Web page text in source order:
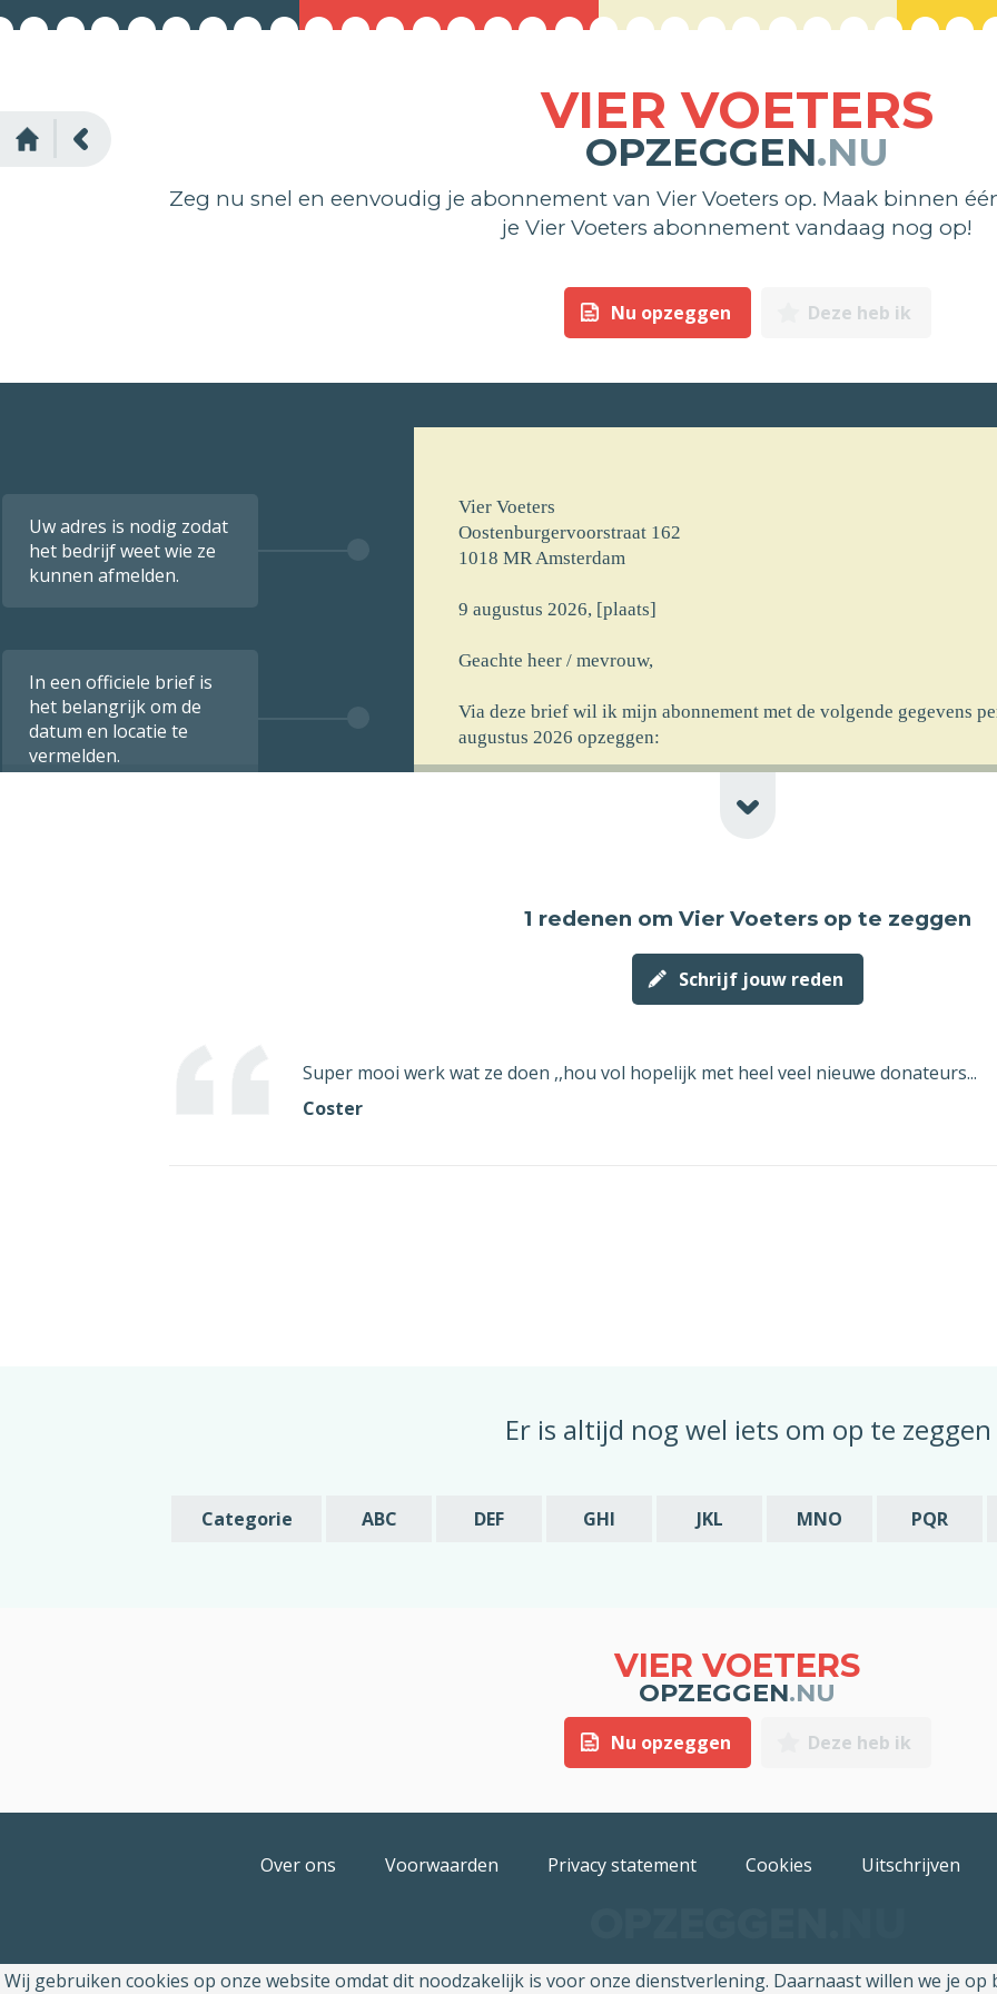
VIER VOETERS
OPZEGGEN.NU
Zeg nu snel en eenvoudig je abonnement van Vier Voeters op. Maak binnen
je Vier Voeters abonnement vandaag nog op!
Nu opzeggen Deze heb ik
Uw adres is nodig zodat
het bedrijf weet wie ze
kunnen afmelden.
In een officiele brief is
het belangrijk om de
datum en locatie te
vermelden.
Vier Voeters
Oostenburgervoorstraat 162
1018 MR Amsterdam
9 augustus 2026, [plaats]
Geachte heer / mevrouw,
Via deze brief wil ik mijn abonnement met de volgende gegevens
augustus 2026 opzeggen:
De incassomachtiging ten laste van mijn rekeningnummer die ik aan
9 augustus 2026 laten vervallen.
post.
1 redenen om Vier Voeters op te zeggen
Schrijf jouw reden
Super mooi werk wat ze doen ,,hou vol hopelijk met heel veel nieuwe donateurs...
Coster
Er is altijd nog wel iets om op te zeggen
Categorie ABC DEF GHI JKL MNO PQR
VIER VOETERS
OPZEGGEN.NU
Nu opzeggen Deze heb ik
Over ons Voorwaarden Privacy statement Cookies Uitschrijven
Wij gebruiken cookies op onze website omdat dit noodzakelijk is voor onze dienstverlening. Daarnaast willen we je op